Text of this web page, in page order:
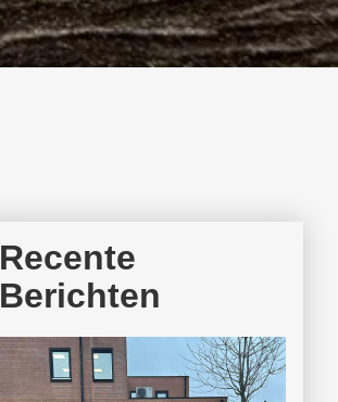
Recente
Berichten